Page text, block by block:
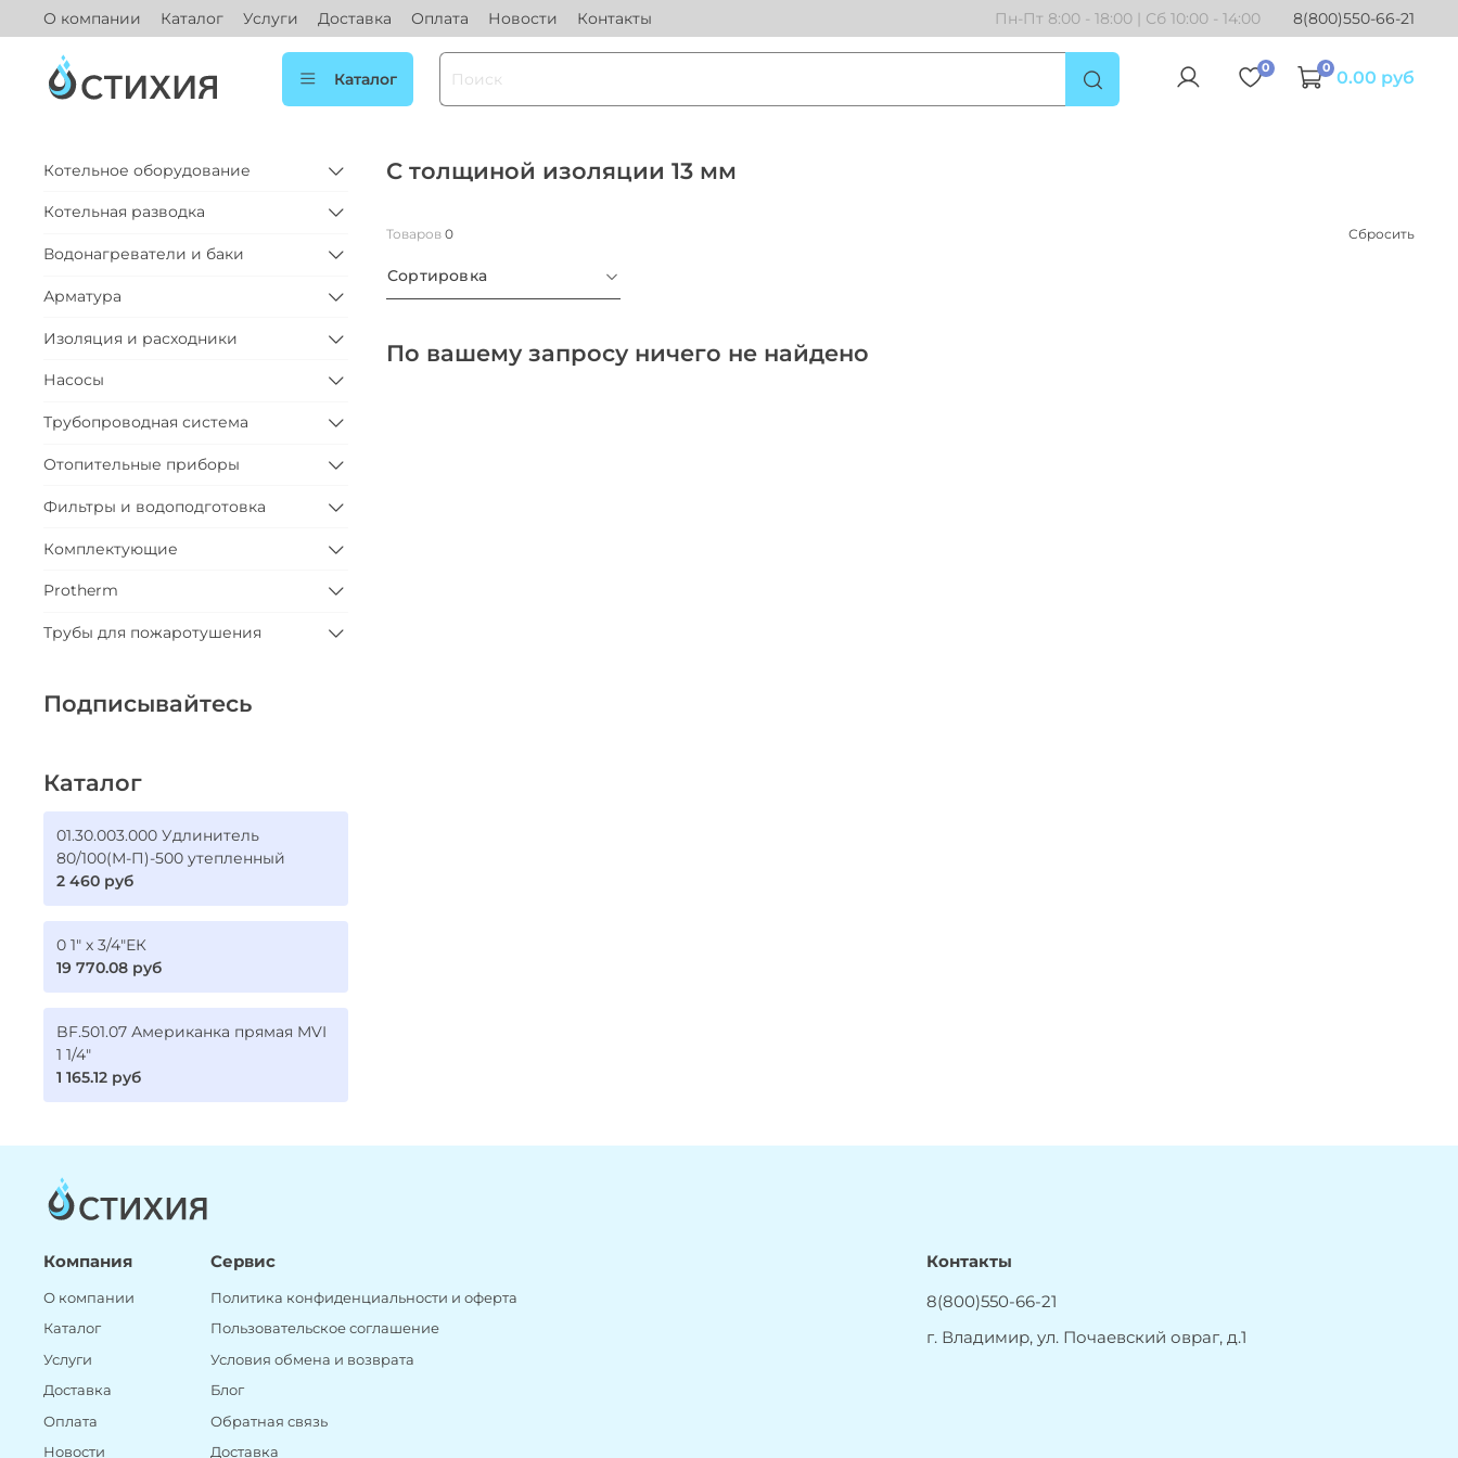
О компании Каталог Услуги Доставка Оплата Новости Контакты Пн-Пт 8:00 - 18:00 | Сб 10:00 - 14:00 8(800)550-66-21
Каталог
0 0 0.00 руб
С толщиной изоляции 13 мм
Товаров 0 Сбросить
Сортировка
По вашему запросу ничего не найдено
Котельное оборудование
Котельная разводка
Водонагреватели и баки
Арматура
Изоляция и расходники
Насосы
Трубопроводная система
Отопительные приборы
Фильтры и водоподготовка
Комплектующие
Protherm
Трубы для пожаротушения
Подписывайтесь
Каталог
01.30.003.000 Удлинитель
80/100(М-П)-500 утепленный
2 460 руб
0 1" х 3/4"ЕК
19 770.08 руб
BF.501.07 Американка прямая MVI
1 1/4"
1 165.12 руб
Компания
О компании
Каталог
Услуги
Доставка
Оплата
Новости
Сервис
Политика конфиденциальности и оферта
Пользовательское соглашение
Условия обмена и возврата
Блог
Обратная связь
Доставка
Контакты
8(800)550-66-21
г. Владимир, ул. Почаевский овраг, д.1